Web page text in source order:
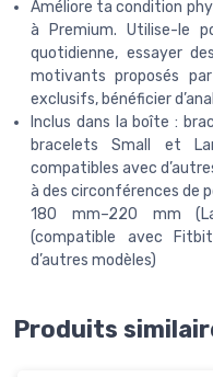
Améliore ta condition
à Premium. Utilise-le
quotidienne, essayer
motivants proposés
exclusifs, bénéficier
Inclus dans la boîte :
bracelets Small et
compatibles avec
à des circonférences de
180 mm–220 mm
(compatible avec
d’autres modèles)
Produits